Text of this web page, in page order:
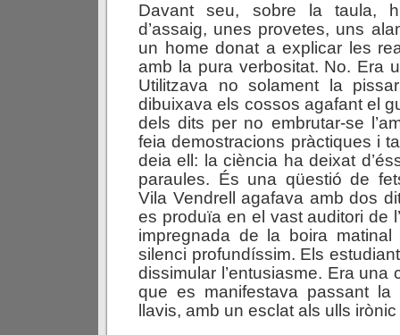
Davant seu, sobre la taula,
d’assaig, unes provetes, uns
un home donat a explicar les
amb la pura verbositat. No. Era
Utilitzava no solament la
dibuixava els cossos agafant el
dels dits per no embrutar-se
feia demostracions pràctiques i
deia ell: la ciència ha deixat
paraules. És una qüestió de
Vila Vendrell agafava amb dos
es produïa en el vast auditori de
impregnada de la boira
silenci profundíssim. Els
dissimular l’entusiasme. Era una
que es manifestava passant la
llavis, amb un esclat als ulls